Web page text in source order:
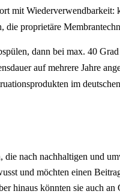
mit
die proprietäre
dann bei max. 40
auf mehrere Jahre
im
nach nachhaltigen und
und möchten einen
hinaus könnten sie auch